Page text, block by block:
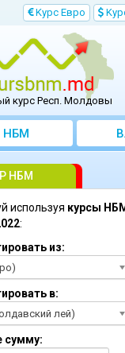
Kурс Евро
курс Респ. Молдовы
НБМ
НБМ
используя курсы
:
из:
в:
лей)
сумму: